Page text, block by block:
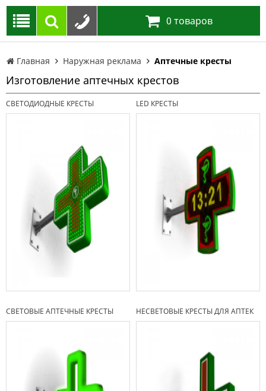
0 товаров
Главная Наружная реклама Аптечные кресты
Изготовление аптечных крестов
СВЕТОДИОДНЫЕ КРЕСТЫ LED КРЕСТЫ
СВЕТОВЫЕ АПТЕЧНЫЕ КРЕСТЫ НЕСВЕТОВЫЕ КРЕСТЫ ДЛЯ АПТЕК